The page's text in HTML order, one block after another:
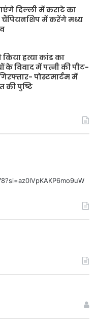
दिल्ली में कराटे का
चैंपियनशिप में करेंगे मध्य
हत्या कांड का
के विवाद में पत्नी की पीट-
पोस्टमार्टम में
की पुष्टि